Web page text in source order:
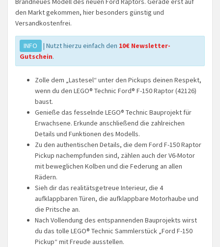
den Markt gekommen, hier besonders günstig und
Versandkostenfrei.
INFO | Nutzt hierzu einfach den 10€ Newsletter-
Gutschein.
Zolle dem „Lastesel“ unter den Pickups deinen Respekt,
wenn du den LEGO® Technic Ford® F-150 Raptor (42126)
baust.
Genieße das fesselnde LEGO® Technic Bauprojekt für
Erwachsene. Erkunde anschließend die zahlreichen
Details und Funktionen des Modells.
Zu den authentischen Details, die dem Ford F-150 Raptor
Pickup nachempfunden sind, zählen auch der V6-Motor
mit beweglichen Kolben und die Federung an allen
Rädern.
Sieh dir das realitätsgetreue Interieur, die 4
aufklappbaren Türen, die aufklappbare Motorhaube und
die Pritsche an.
Nach Vollendung des entspannenden Bauprojekts wirst
du das tolle LEGO® Technic Sammlerstück „Ford F-150
Pickup“ mit Freude ausstellen.